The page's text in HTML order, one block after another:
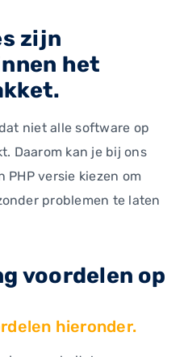
zijn
het
niet alle software op
Daarom kan je bij ons
versie kiezen om
problemen te laten
voordelen op
hieronder.